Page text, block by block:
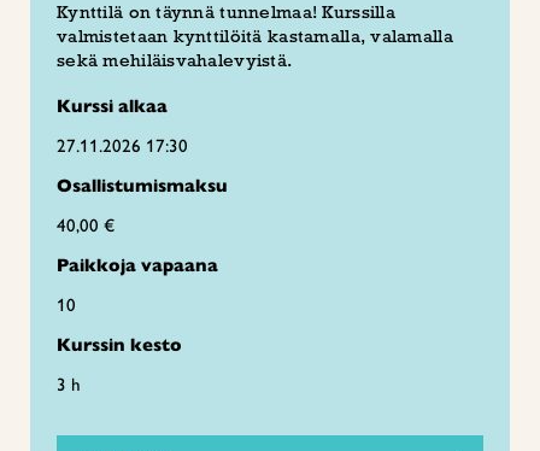
Kynttilä on täynnä tunnelmaa! Kurssilla
valmistetaan kynttilöitä kastamalla, valamalla
sekä mehiläisvahalevyistä.
Kurssi alkaa
27.11.2026 17:30
Osallistumismaksu
40,00 €
Paikkoja vapaana
10
Kurssin kesto
3 h